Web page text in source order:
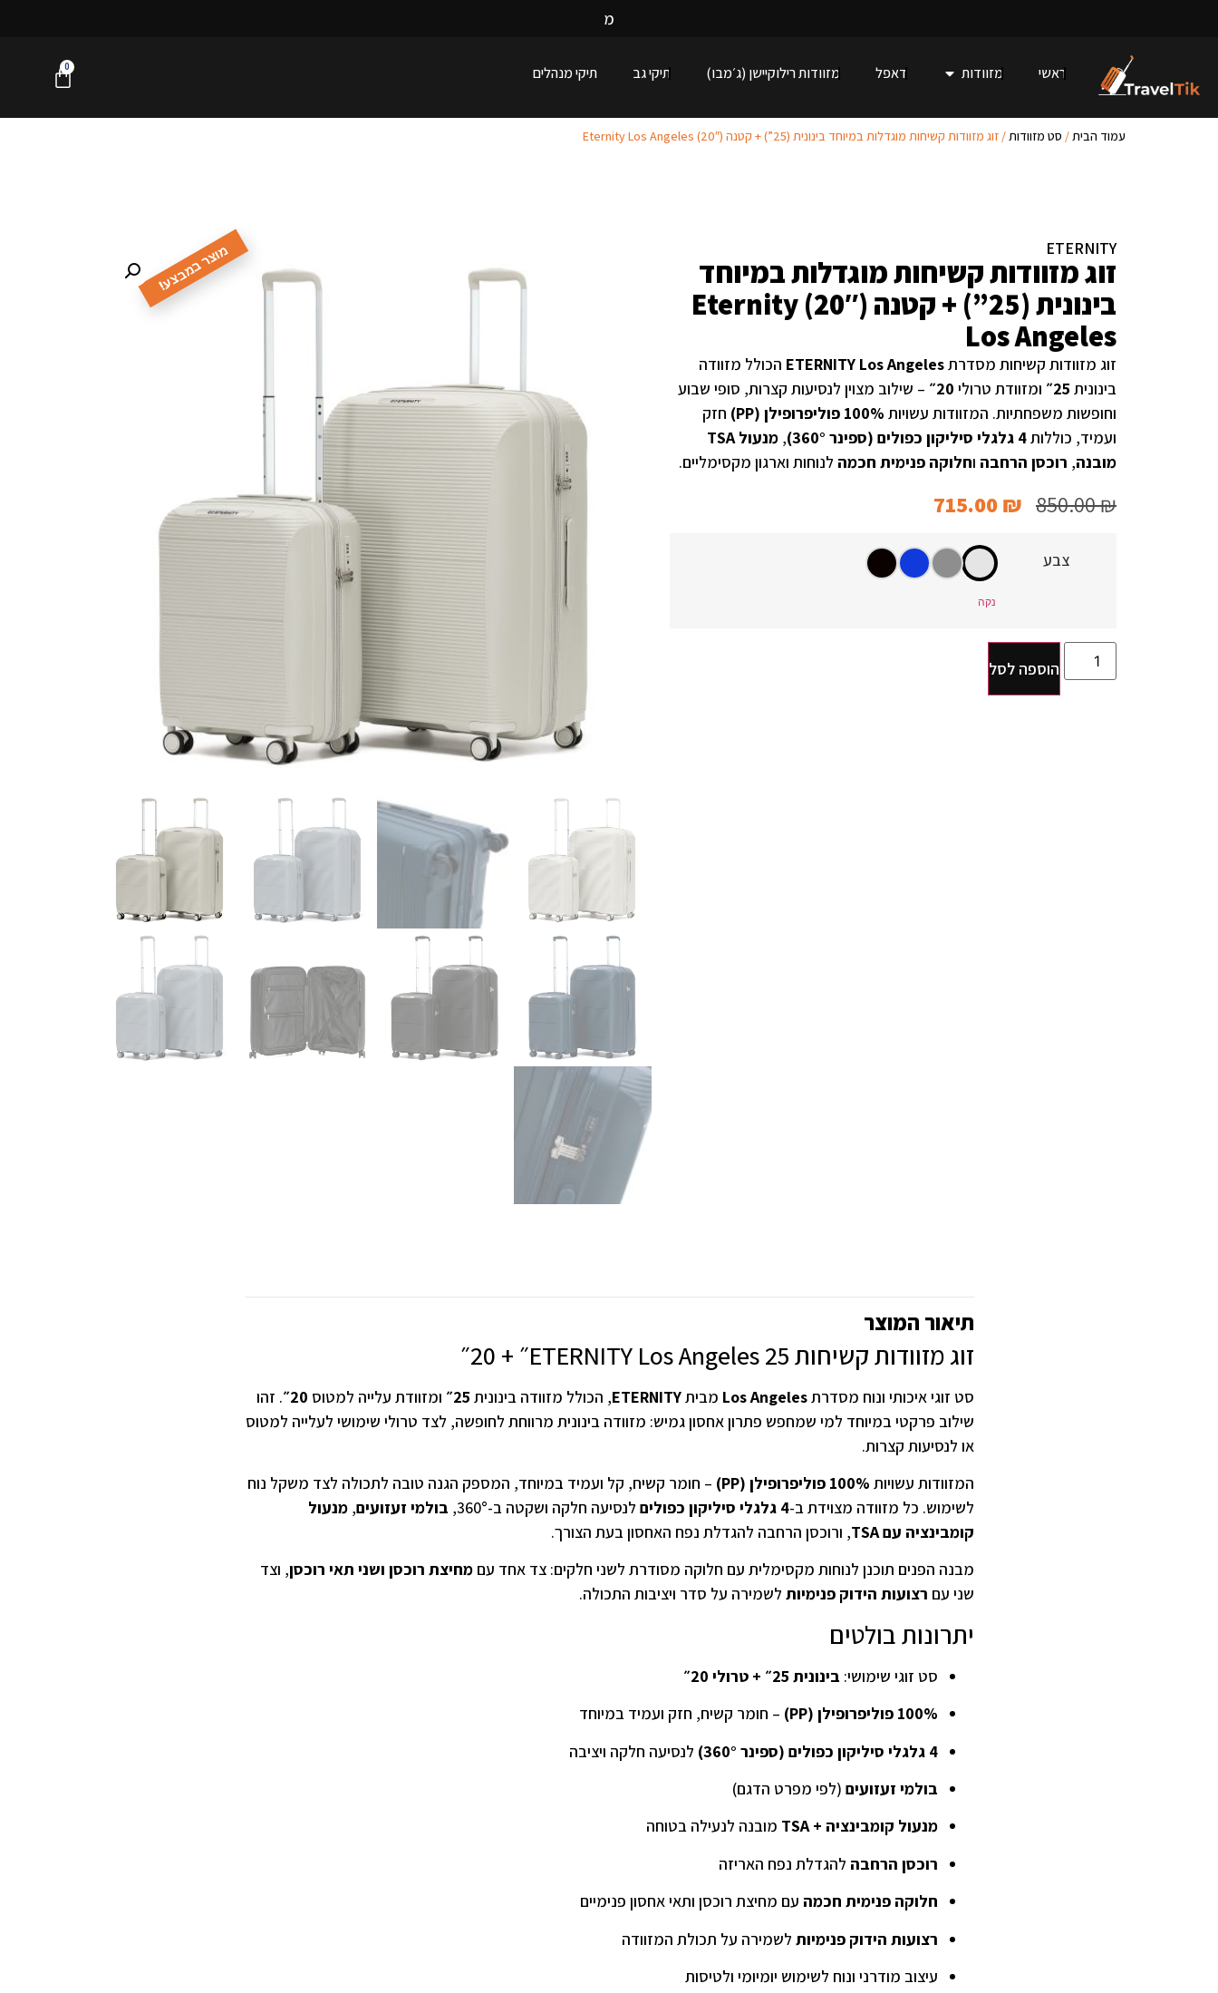
וון
ראשי מזוודות דאפל מזוודות רילוקיישן (ג׳מבו) תיקי גב תיקי מנהלים 0
עמוד הבית/ סט מזוודות/ זוג מזוודות קשיחות מוגדלות במיוחד בינונית (25”) + קטנה (20″) Eternity Los Angeles
ETERNITY
זוג מזוודות קשיחות מוגדלות במיוחד
בינונית (25”) + קטנה (20″) Eternity
Los Angeles
זוג מזוודות קשיחות מסדרתETERNITY Los Angeles הכולל מזוודה
בינונית 25״ ומזוודת טרולי 20״
– שילוב מצוין לנסיעות קצרות, סופי שבוע
וחופשות משפחתיות. המזוודות עשויות 100% פוליפרופילן (PP)
חזק
ועמיד, כוללות4 גלגלי סיליקון כפולים (ספינר 360°) ,
מנעול TSA
מובנה, רוכסן הרחבה וחלוקה פנימית חכמה לנוחות וארגון מקסימליים.
850.00₪
715.00₪
צבע
נקה
הוספה לסל
מוצר במבצע!
תיאור המוצר
זוג מזוודות קשיחות ETERNITY Los Angeles 25״ + 20״
סט זוגי איכותי ונוח מסדרתLos Angeles מביתETERNITY, הכולל מזוודה בינונית 25״ ומזוודת עלייה למטוס 20״ . זהו
שילוב פרקטי במיוחד למי שמחפש פתרון אחסון גמיש: מזוודה בינונית מרווחת לחופשה, לצד טרולי שימושי לעלייה למטוס
או לנסיעות קצרות.
המזוודות עשויות 100% פוליפרופילן (PP)
– חומר קשיח, קל ועמיד במיוחד, המספק הגנה טובה לתכולה לצד משקל נוח
לשימוש. כל מזוודה מצוידת ב-4 גלגלי סיליקון כפולים לנסיעה חלקה ושקטה ב-360°, בולמי זעזועים,מנעול
קומבינציה עם TSA
, ורוכסן הרחבה להגדלת נפח האחסון בעת הצורך.
מבנה הפנים תוכנן לנוחות מקסימלית עם חלוקה מסודרת לשני חלקים: צד אחד עםמחיצת רוכסן ושני תאי רוכסן, וצד
שני עם רצועות הידוק פנימיות לשמירה על סדר ויציבות התכולה.
יתרונות בולטים
סט זוגי שימושי: בינונית 25״ + טרולי 20״
100% פוליפרופילן (PP)
– חומר קשיח, חזק ועמיד במיוחד
4 גלגלי סיליקון כפולים (ספינר 360°)
לנסיעה חלקה ויציבה
בולמי זעזועים (לפי מפרט הדגם)
מנעול קומבינציה + TSA
מובנה לנעילה בטוחה
רוכסן הרחבה להגדלת נפח האריזה
חלוקה פנימית חכמה עם מחיצת רוכסן ותאי אחסון פנימיים
רצועות הידוק פנימיות לשמירה על תכולת המזוודה
עיצוב מודרני ונוח לשימוש יומיומי ולטיסות